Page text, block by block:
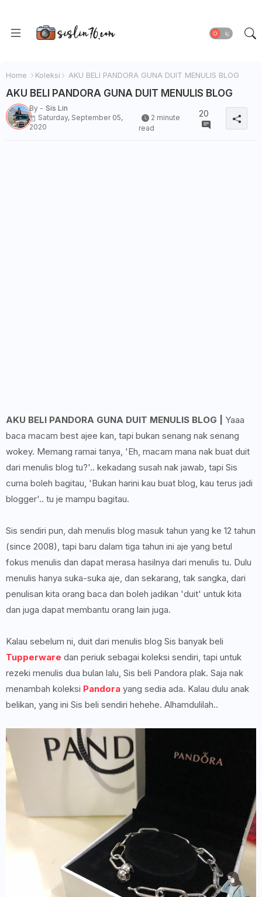
Home Koleksi AKU BELI PANDORA GUNA DUIT MENULIS BLOG
AKU BELI PANDORA GUNA DUIT MENULIS BLOG
By - Sis Lin
Saturday, September 05,
2020
2 minute
read
20
AKU BELI PANDORA GUNA DUIT MENULIS BLOG |
Yaaa
baca macam best ajee kan, tapi bukan senang nak senang
wokey. Memang ramai tanya, 'Eh, macam mana nak buat duit
dari menulis blog tu?'.. kekadang susah nak jawab, tapi Sis
cuma boleh bagitau, 'Bukan harini kau buat blog, kau terus jadi
blogger'.. tu je mampu bagitau.
Sis sendiri pun, dah menulis blog masuk tahun yang ke 12 tahun
(since 2008), tapi baru dalam tiga tahun ini aje yang betul
fokus menulis dan dapat merasa hasilnya dari menulis tu. Dulu
menulis hanya suka-suka aje, dan sekarang, tak sangka, dari
penulisan kita orang baca dan boleh jadikan 'duit' untuk kita
dan juga dapat membantu orang lain juga.
Kalau sebelum ni, duit dari menulis blog Sis banyak beli
Tupperware dan periuk sebagai koleksi sendiri, tapi untuk
rezeki menulis dua bulan lalu, Sis beli Pandora plak. Saja nak
menambah koleksi Pandora yang sedia ada. Kalau dulu anak
belikan, yang ini Sis beli sendiri hehehe. Alhamdulilah..